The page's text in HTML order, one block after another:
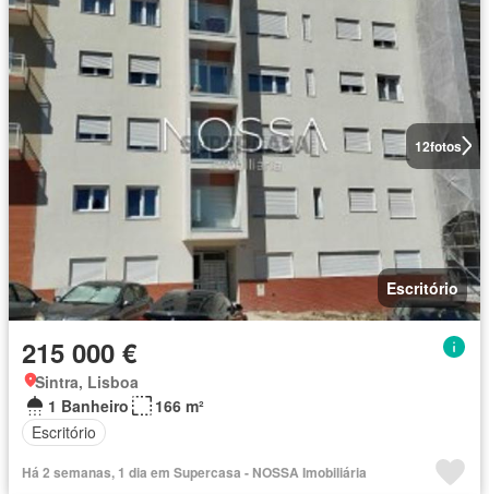
12fotos
Escritório
215 000 €
Sintra, Lisboa
1 Banheiro
166 m²
Escritório
Há 2 semanas, 1 dia em Supercasa - NOSSA Imobiliária